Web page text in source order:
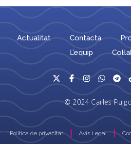
Actualitat Contacta
L’equip
© 2024 Carles
Política de privacitat Avís Legal